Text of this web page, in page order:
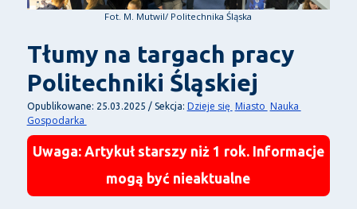
Fot. M. Mutwil/ Politechnika Śląska
Tłumy na targach pracy
Politechniki Śląskiej
Opublikowane: 25.03.2025 / Sekcja: Dzieje się Miasto Nauka
Gospodarka
Uwaga: Artykuł starszy niż 1 rok. Informacje
mogą być nieaktualne